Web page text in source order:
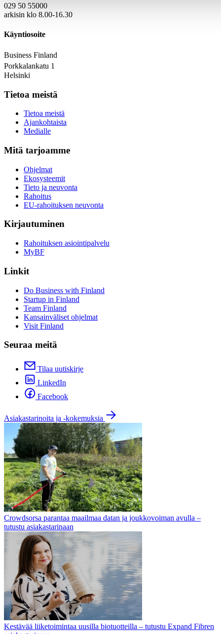
029 50 55000
arkisin klo 8.00-16.30
Käyntiosoite
Business Finland
Porkkalankatu 1
Helsinki
Tietoa meistä
Tietoa meistä
Ajankohtaista
Medialle
Mitä tarjoamme
Ohjelmat
Ekosysteemit
Tieto ja neuvonta
Rahoitus
EU-rahoituksen neuvonta
Kirjautuminen
Rahoituksen asiointipalvelu
MyBF
Linkit
Do Business with Finland
Startup in Finland
Team Finland
Kansainväliset ohjelmat
Visit Finland
Seuraa meitä
Tilaa uutiskirje
LinkedIn
Facebook
Asiakastarinoita ja -kokemuksia
Crowdsorsa parantaa maailmaa datan ja joukkovoiman avulla –
tutustu asiakastarinaan
Kestävää liiketoimintaa uusilla biotuotteilla – tutustu Expand Fibren